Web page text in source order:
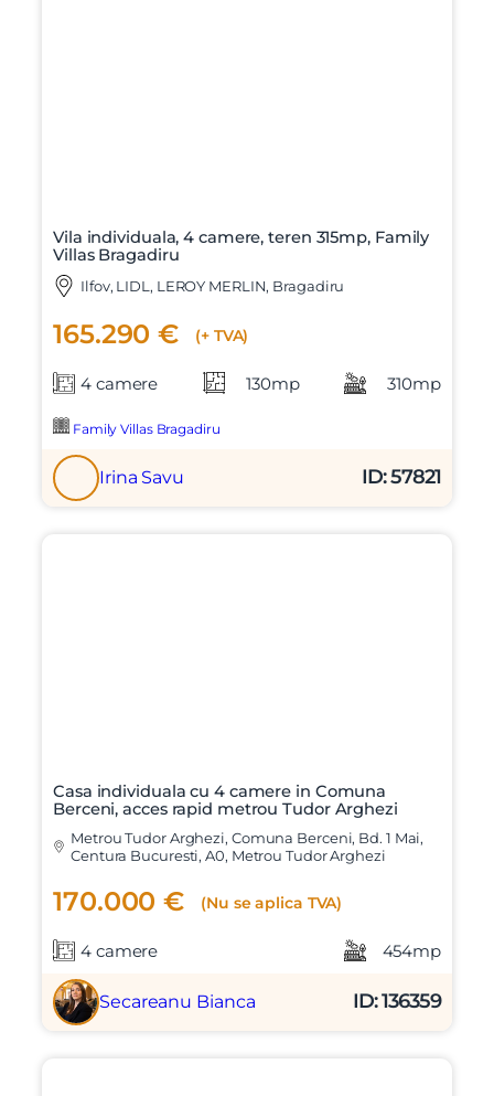
Vila individuala, 4 camere, teren 315mp, Family
Villas Bragadiru
Ilfov, LIDL, LEROY MERLIN, Bragadiru
165.290 € (+ TVA)
4 camere 130mp 310mp
Family Villas Bragadiru
Irina Savu ID: 57821
Casa individuala cu 4 camere in Comuna
Berceni, acces rapid metrou Tudor Arghezi
Metrou Tudor Arghezi, Comuna Berceni, Bd. 1 Mai,
Centura Bucuresti, A0, Metrou Tudor Arghezi
170.000 € (Nu se aplica TVA)
4 camere 454mp
Secareanu Bianca ID: 136359